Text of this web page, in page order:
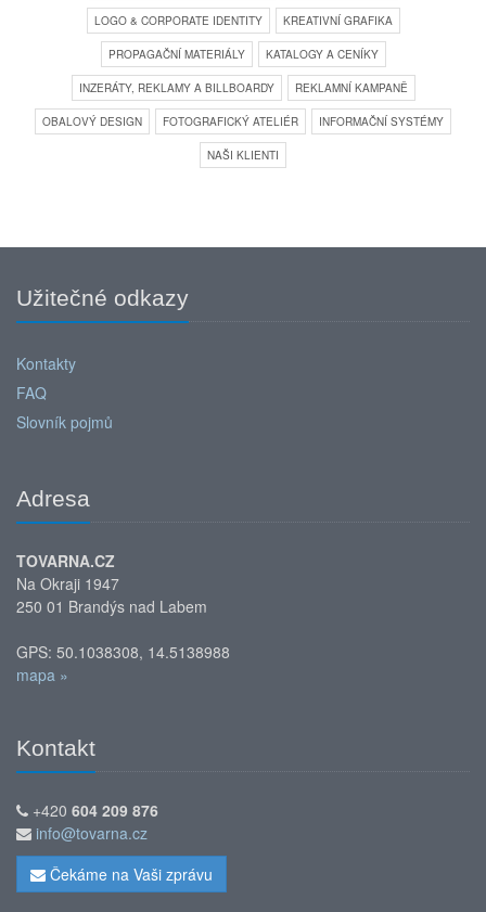
LOGO & CORPORATE IDENTITY KREATIVNÍ GRAFIKA
PROPAGAČNÍ MATERIÁLY KATALOGY A CENÍKY
INZERÁTY, REKLAMY A BILLBOARDY REKLAMNÍ KAMPANĚ
OBALOVÝ DESIGN FOTOGRAFICKÝ ATELIÉR INFORMAČNÍ SYSTÉMY
NAŠI KLIENTI
Užitečné odkazy
Kontakty
FAQ
Slovník pojmů
Adresa
TOVARNA.CZ
Na Okraji 1947
250 01 Brandýs nad Labem
GPS: 50.1038308, 14.5138988
mapa »
Kontakt
+420 604 209 876
info@tovarna.cz
Čekáme na Vaši zprávu